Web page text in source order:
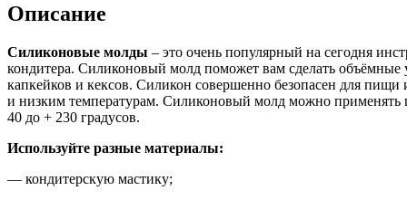
Описание
Силиконовые молды – это очень популярный на сегодня
кондитера. Силиконовый молд поможет вам сделать объёмные
капкейков и кексов. Силикон совершенно безопасен для
и низким температурам. Силиконовый молд можно применять
40 до + 230 градусов.
Используйте разные материалы:
— кондитерскую мастику;